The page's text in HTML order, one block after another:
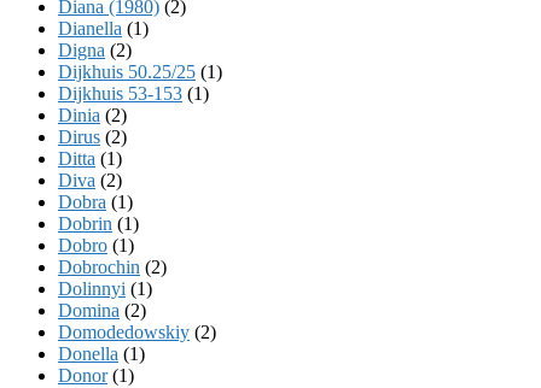
Diana (1980) (2)
Dianella (1)
Digna (2)
Dijkhuis 50.25/25 (1)
Dijkhuis 53-153 (1)
Dinia (2)
Dirus (2)
Ditta (1)
Diva (2)
Dobra (1)
Dobrin (1)
Dobro (1)
Dobrochin (2)
Dolinnyi (1)
Domina (2)
Domodedowskiy (2)
Donella (1)
Donor(1)